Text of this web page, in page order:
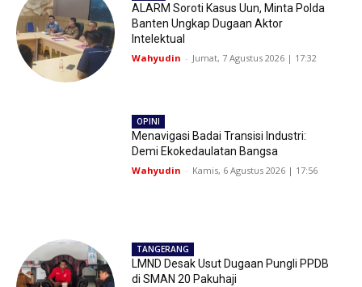
ALARM Soroti Kasus Uun, Minta Polda
Banten Ungkap Dugaan Aktor
Intelektual
Wahyudin - Jumat, 7 Agustus 2026 | 17:32
OPINI
Menavigasi Badai Transisi Industri:
Demi Ekokedaulatan Bangsa
Wahyudin - Kamis, 6 Agustus 2026 | 17:56
TANGERANG
LMND Desak Usut Dugaan Pungli PPDB
di SMAN 20 Pakuhaji